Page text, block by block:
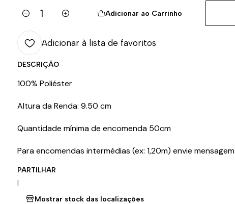
Quantidade
Adicionar ao Carrinho
Adicionar à lista de favoritos
DESCRIÇÃO
100% Poliéster
Altura da Renda: 9.50 cm
Quantidade mínima de encomenda 50cm
Para encomendas intermédias (ex: 1,20m) envie mensagem
PARTILHAR
|
Mostrar stock das localizações